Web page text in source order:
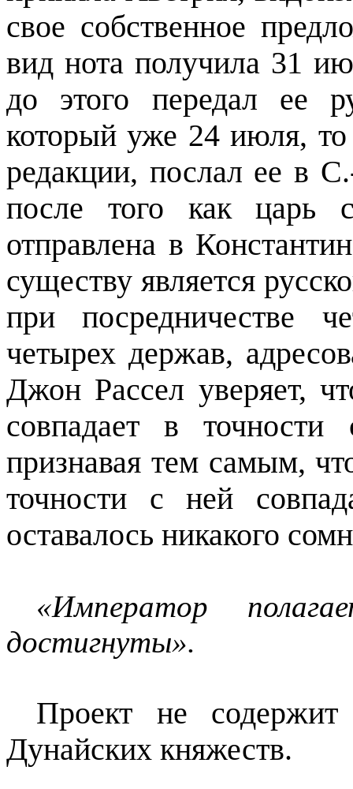
свое собственное
вид нота получила 31
до этого передал ее
который уже 24 июля, то
редакции, послал ее в
после того как царь
отправлена в
существу является
при посредничестве
четырех держав,
Джон Рассел уверяет,
совпадает в
признавая тем самым,
точности с ней
оставалось никакого
«Император
достигнуты».
Проект не
Дунайских княжеств.